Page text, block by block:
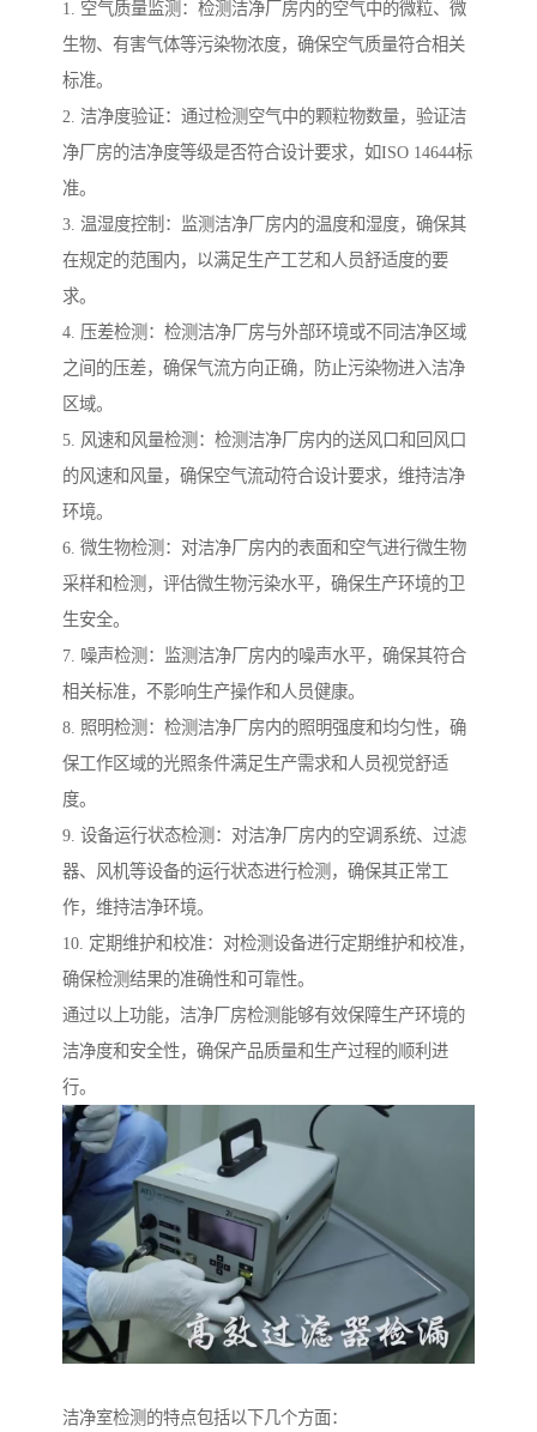
1. 空气质量监测：检测洁净厂房内的空气中的微粒、微
生物、有害气体等污染物浓度，确保空气质量符合相关
标准。
2. 洁净度验证：通过检测空气中的颗粒物数量，验证洁
净厂房的洁净度等级是否符合设计要求，如ISO 14644标
准。
3. 温湿度控制：监测洁净厂房内的温度和湿度，确保其
在规定的范围内，以满足生产工艺和人员舒适度的要
求。
4. 压差检测：检测洁净厂房与外部环境或不同洁净区域
之间的压差，确保气流方向正确，防止污染物进入洁净
区域。
5. 风速和风量检测：检测洁净厂房内的送风口和回风口
的风速和风量，确保空气流动符合设计要求，维持洁净
环境。
6. 微生物检测：对洁净厂房内的表面和空气进行微生物
采样和检测，评估微生物污染水平，确保生产环境的卫
生安全。
7. 噪声检测：监测洁净厂房内的噪声水平，确保其符合
相关标准，不影响生产操作和人员健康。
8. 照明检测：检测洁净厂房内的照明强度和均匀性，确
保工作区域的光照条件满足生产需求和人员视觉舒适
度。
9. 设备运行状态检测：对洁净厂房内的空调系统、过滤
器、风机等设备的运行状态进行检测，确保其正常工
作，维持洁净环境。
10. 定期维护和校准：对检测设备进行定期维护和校准，
确保检测结果的准确性和可靠性。
通过以上功能，洁净厂房检测能够有效保障生产环境的
洁净度和安全性，确保产品质量和生产过程的顺利进
行。
洁净室检测的特点包括以下几个方面：